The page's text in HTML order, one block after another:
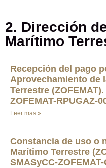
2. Dirección
Marítimo
Recepción del pago
Aprovechamiento de
Terrestre
ZOFEMAT-RPUGAZ-
Leer mas »
Constancia de uso o
Marítimo Terrestre
SMASyCC-